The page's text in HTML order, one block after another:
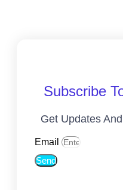
Subscribe
Get Updates
Email
Send